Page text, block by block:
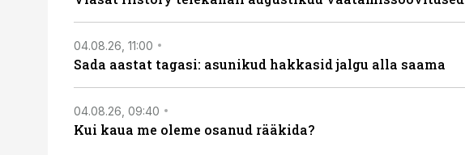
04.08.26, 11:00
Sada aastat tagasi: asunikud hakkasid jalgu alla saama
04.08.26, 09:40
Kui kaua me oleme osanud rääkida?